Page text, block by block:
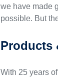
we have made
possible. But
Products
With 25 years